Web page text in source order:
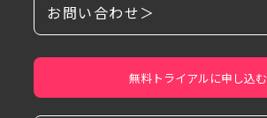
お問い合わせ＞
無料トライアルに申し込む